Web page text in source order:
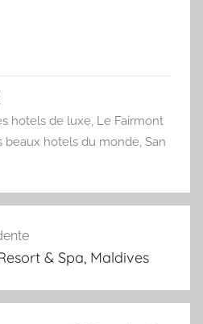
hotels de luxe, Le Fairmont
beaux hotels du monde, San
& Spa, Maldives